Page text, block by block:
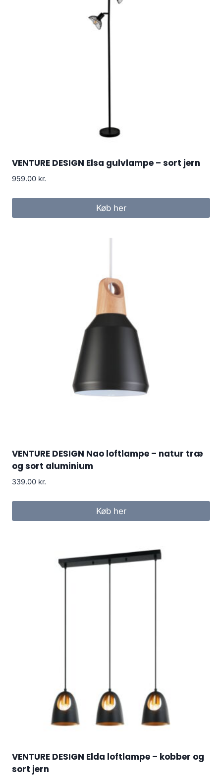
VENTURE DESIGN Elsa gulvlampe – sort jern
959.00 kr.
Køb her
VENTURE DESIGN Nao loftlampe – natur træ
og sort aluminium
339.00 kr.
Køb her
VENTURE DESIGN Elda loftlampe – kobber og
sort jern